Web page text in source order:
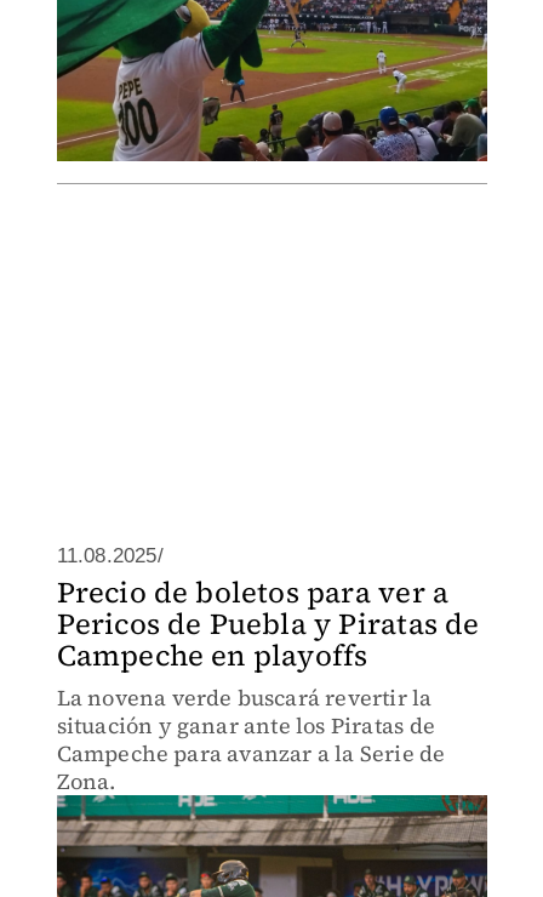
11.08.2025/
Precio de boletos para ver a
Pericos de Puebla y Piratas de
Campeche en playoffs
La novena verde buscará revertir la
situación y ganar ante los Piratas de
Campeche para avanzar a la Serie de
Zona.